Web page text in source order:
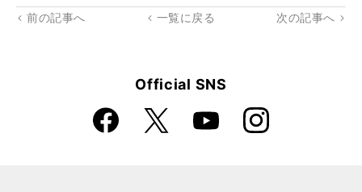
rk
前の記事へ 一覧に戻る 次の記事へ
Official SNS
Faceboo
k
X YouTube Instagra
m